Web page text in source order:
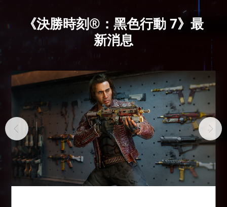
《決勝時刻®：黑色行動 7》最
新消息